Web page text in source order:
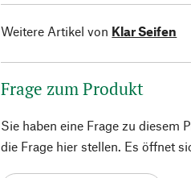
Weitere Artikel von Klar Seifen
Frage zum Produkt
Sie haben eine Frage zu diesem
die Frage hier stellen. Es öffnet